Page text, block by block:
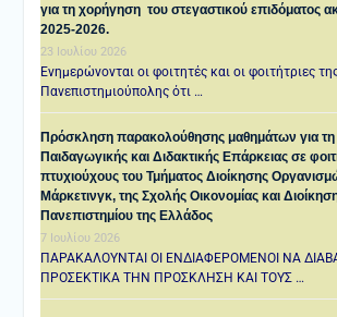
για τη χορήγηση του στεγαστικού επιδόματος
2025-2026.
23 Ιουλίου 2026
Ενημερώνονται οι φοιτητές και οι φοιτήτριες
Πανεπιστημιούπολης ότι …
Πρόσκληση παρακολούθησης μαθημάτων για
Παιδαγωγικής και Διδακτικής Επάρκειας σε
πτυχιούχους του Τμήματος Διοίκησης
Μάρκετινγκ, της Σχολής Οικονομίας και
Πανεπιστημίου της Ελλάδος
7 Ιουλίου 2026
ΠΑΡΑΚΑΛΟΥΝΤΑΙ ΟΙ ΕΝΔΙΑΦΕΡΟΜΕΝΟΙ ΝΑ
ΠΡΟΣΕΚΤΙΚΑ ΤΗΝ ΠΡΟΣΚΛΗΣΗ ΚΑΙ ΤΟΥΣ …